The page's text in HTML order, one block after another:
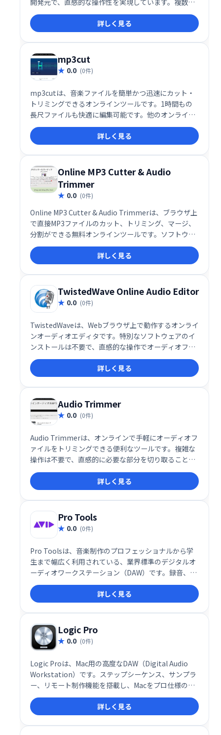
オーディオファイルをまとめて1つのファイルに結合
したい場合に便利です。面倒なソフトウェアのインス
トールは不要で、すぐに利用を開始できます。高機能
でありながら無料でご利用いただけるため、ぜひお試
しください。
詳しく見る
mp3cut
0.0 (0件)
mp3cutは、音楽ファイルを簡単かつ迅速にカット・
トリミングできるオンラインツールです。1時間もの
長尺ファイルも快適に編集可能です。他のオンライン
エディターに比べて処理速度が速く、直感的な操作で
誰でも簡単に利用できます。音楽編集の手間を大幅に
削減し、効率的な作業を実現します。
詳しく見る
Online MP3 Cutter & Audio
Trimmer
0.0 (0件)
Online MP3 Cutter & Audio Trimmerは、ブラウザ上
で直接MP3ファイルのカット、トリミング、マージ、
分割ができる無料オンラインツールです。ソフトウェ
アのインストールやファイルアップロードは不要で、
手軽にオーディオ編集が可能です。
詳しく見る
TwistedWave Online Audio Editor
0.0 (0件)
TwistedWaveは、Webブラウザ上で動作するオンライ
ンオーディオエディタです。特別なソフトウェアのイ
ンストールは不要で、直感的な操作でオーディオファ
イルの録音や編集が可能です。手軽に高機能なオーデ
ィオ編集をお楽しみいただけます。
詳しく見る
Audio Trimmer
0.0 (0件)
Audio Trimmerは、オンラインで手軽にオーディオフ
ァイルをトリミングできる便利なツールです。複雑な
操作は不要で、直感的に必要な部分を切り取ることが
できます。MP3など様々なオーディオファイル形式に
対応しており、素早く編集作業を終えたい方におすす
めです。
詳しく見る
Pro Tools
0.0 (0件)
Pro Toolsは、音楽制作のプロフェッショナルから学
生まで幅広く利用されている、業界標準のデジタルオ
ーディオワークステーション（DAW）です。録音、編
集、ミキシング、マスタリングなど、音楽制作に必要
なあらゆる機能を備えています。複数のテイクのコン
パイル、タイミングの修正、リアルタイムでのビート
マッチングも可能です。高度な機能で、あなたのクリ
エイティビティを最大限に引き出します。
詳しく見る
Logic Pro
0.0 (0件)
Logic Proは、Mac⽤の高度なDAW（Digital Audio
Workstation）です。ステップシーケンス、サンプラ
ー、リモート制作機能を搭載し、Macをプロ仕様のレ
コーディングスタジオに変えます。アコースティック
ドラム、電子ビート、ライブ楽器など、多彩なサウン
ドを収録・編集可能。ループやサンプルを使ったリア
ルタイム作曲も可能です。
詳しく見る